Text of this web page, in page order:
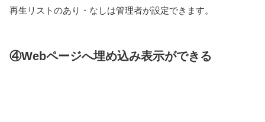
再生リストのあり・なしは管理者が設定できます。
④Webページへ埋め込み表示ができる